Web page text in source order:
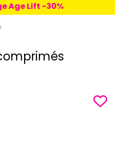
Age Lift -30%